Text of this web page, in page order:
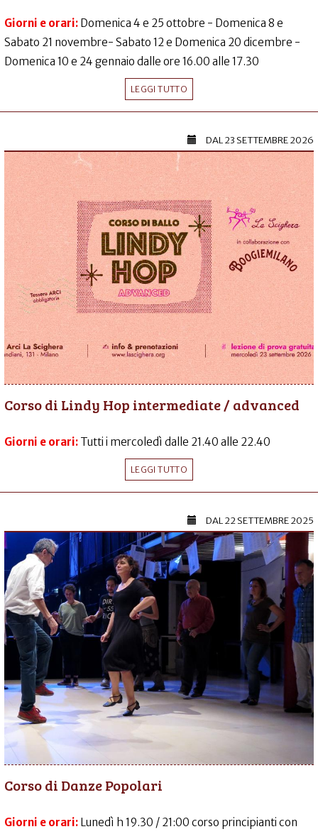
Giorni e orari: Domenica 4 e 25 ottobre - Domenica 8 e
Sabato 21 novembre- Sabato 12 e Domenica 20 dicembre -
Domenica 10 e 24 gennaio dalle ore 16.00 alle 17.30
LEGGI TUTTO
DAL23 SETTEMBRE 2026
Corso di Lindy Hop intermediate / advanced
Giorni e orari: Tutti i mercoledì dalle 21.40 alle 22.40
LEGGI TUTTO
DAL22 SETTEMBRE 2025
Corso di Danze Popolari
Giorni e orari: Lunedì h 19.30 / 21:00 corso principianti con